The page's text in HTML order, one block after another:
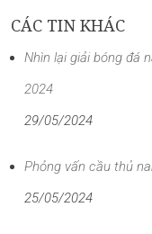
CÁC TIN KHÁC
Nhìn lại giải bóng đá
2024
29/05/2024
Phỏng vấn cầu thủ
25/05/2024